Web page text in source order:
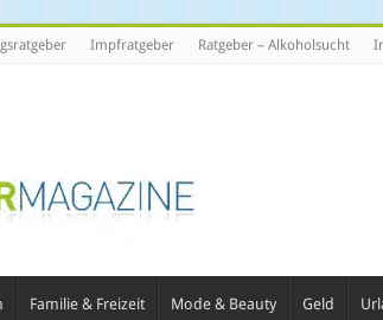
Impfratgeber Ratgeber – Alkoholsucht
Familie & Freizeit Mode & Beauty Geld